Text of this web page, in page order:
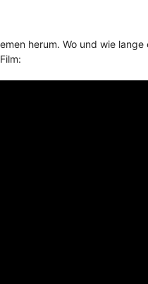
herum. Wo und wie lange